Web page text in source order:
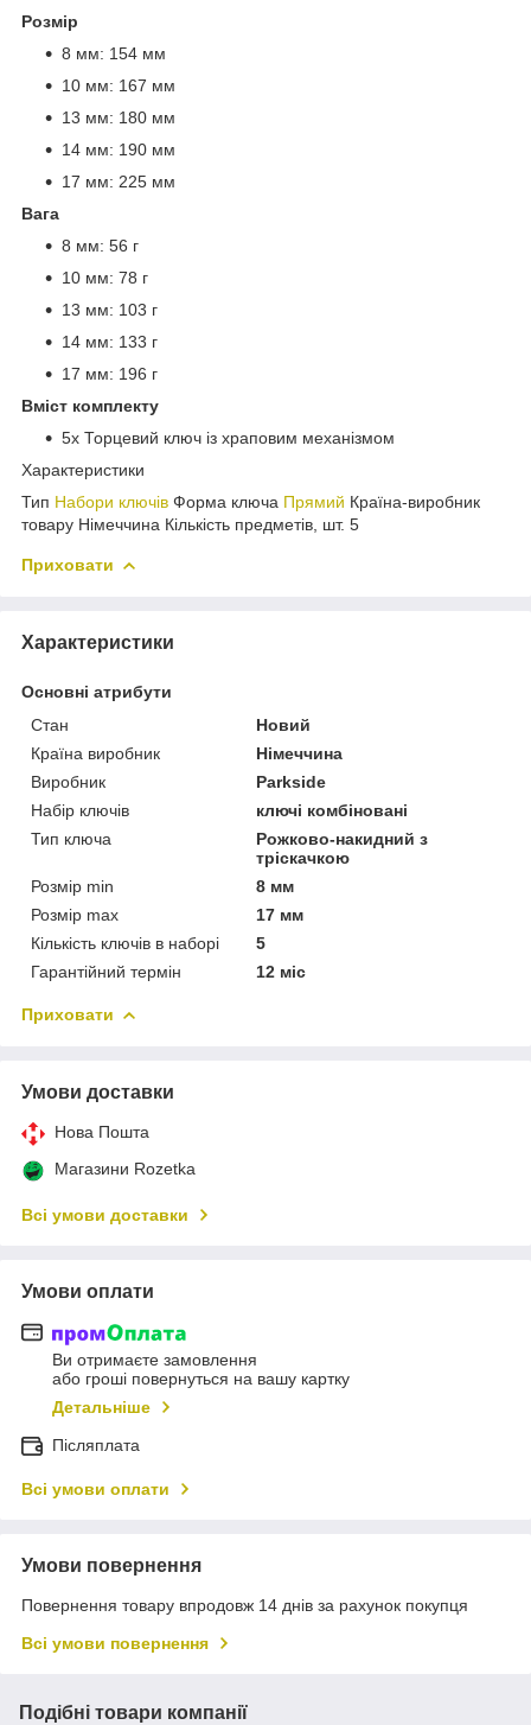
Розмір
8 мм: 154 мм
10 мм: 167 мм
13 мм: 180 мм
14 мм: 190 мм
17 мм: 225 мм
Вага
8 мм: 56 г
10 мм: 78 г
13 мм: 103 г
14 мм: 133 г
17 мм: 196 г
Вміст комплекту
5x Торцевий ключ із храповим механізмом
Характеристики
Тип Набори ключів Форма ключа Прямий Країна-виробник
товару Німеччина Кількість предметів, шт. 5
Приховати
Характеристики
Основні атрибути
Стан
Новий
Країна виробник
Німеччина
Виробник
Parkside
Набір ключів
ключі комбіновані
Тип ключа
Рожково-накидний з
тріскачкою
Розмір min
8 мм
Розмір max
17 мм
Кількість ключів в наборі
5
Гарантійний термін
12 міс
Приховати
Умови доставки
Нова Пошта
Магазини Rozetka
Всі умови доставки
Умови оплати
Ви отримаєте замовлення
або гроші повернуться на вашу картку
Детальніше
Післяплата
Всі умови оплати
Умови повернення
Повернення товару впродовж 14 днів за рахунок покупця
Всі умови повернення
Подібні товари компанії